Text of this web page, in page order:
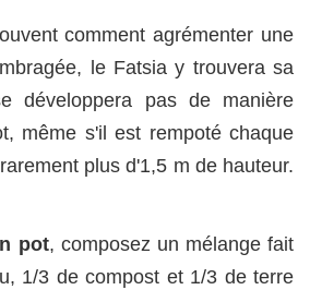
comment agrémenter une
le Fatsia y trouvera sa
développera pas de manière
même s'il est rempoté chaque
plus d'1,5 m de hauteur.
pot, composez un mélange fait
1/3 de compost et 1/3 de terre